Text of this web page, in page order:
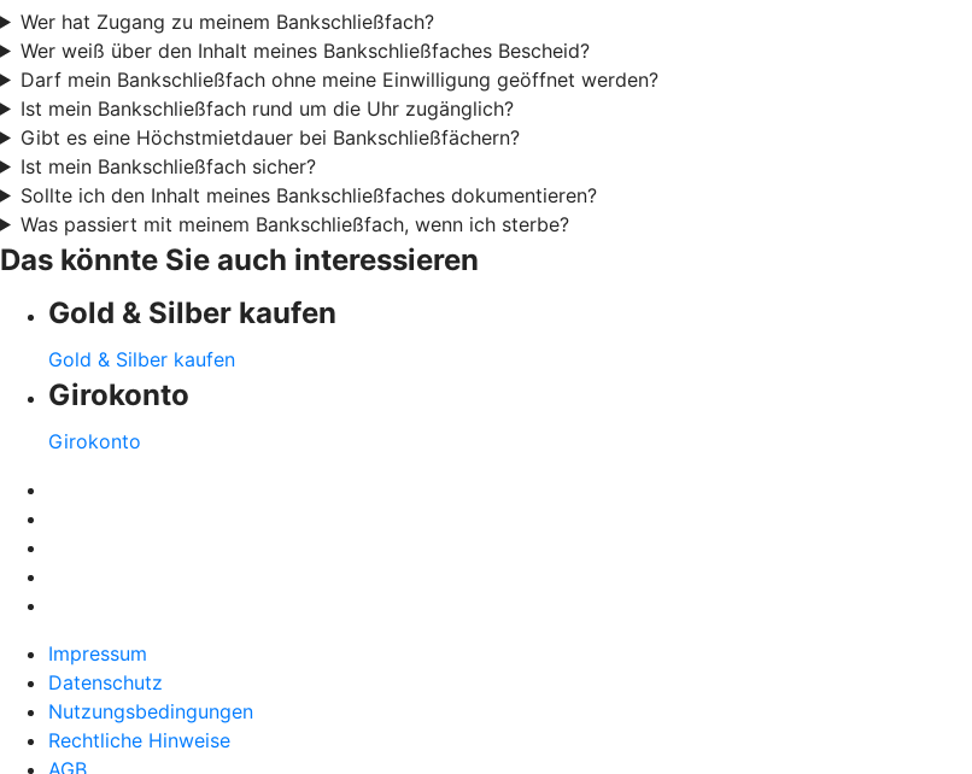
Wer hat Zugang zu meinem Bankschließfach?
Wer weiß über den Inhalt meines Bankschließfaches Bescheid?
Darf mein Bankschließfach ohne meine Einwilligung geöffnet werden?
Ist mein Bankschließfach rund um die Uhr zugänglich?
Gibt es eine Höchstmietdauer bei Bankschließfächern?
Ist mein Bankschließfach sicher?
Sollte ich den Inhalt meines Bankschließfaches dokumentieren?
Was passiert mit meinem Bankschließfach, wenn ich sterbe?
Das könnte Sie auch interessieren
Gold & Silber kaufen
Gold & Silber kaufen
Girokonto
Girokonto
Impressum
Datenschutz
Nutzungsbedingungen
Rechtliche Hinweise
AGB